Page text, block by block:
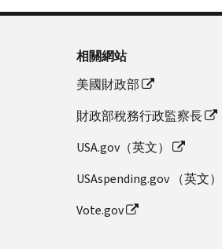
相關網站
美國財政部
財政部稅務行政監察長
USA.gov（英文）
USAspending.gov （英文）
Vote.gov